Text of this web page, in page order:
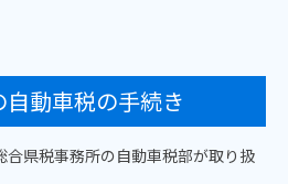
動車税の手続き
合県税事務所の自動車税部が取り扱